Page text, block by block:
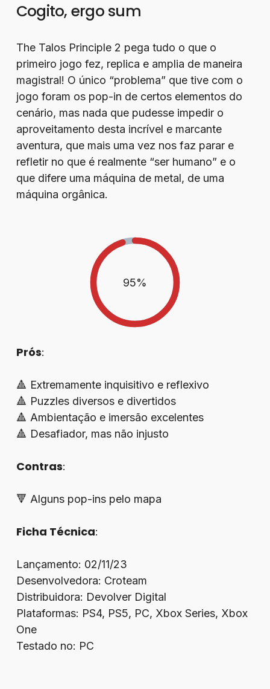
Cogito, ergo sum
The Talos Principle 2 pega tudo o que o
primeiro jogo fez, replica e amplia de maneira
magistral! O único “problema” que tive com o
jogo foram os pop-in de certos elementos do
cenário, mas nada que pudesse impedir o
aproveitamento desta incrível e marcante
aventura, que mais uma vez nos faz parar e
refletir no que é realmente “ser humano” e o
que difere uma máquina de metal, de uma
máquina orgânica.
95%
Prós:
🔺 Extremamente inquisitivo e reflexivo
🔺 Puzzles diversos e divertidos
🔺 Ambientação e imersão excelentes
🔺 Desafiador, mas não injusto
Contras:
🔻 Alguns pop-ins pelo mapa
Ficha Técnica:
Lançamento: 02/11/23
Desenvolvedora: Croteam
Distribuidora: Devolver Digital
Plataformas: PS4, PS5, PC, Xbox Series, Xbox
One
Testado no: PC